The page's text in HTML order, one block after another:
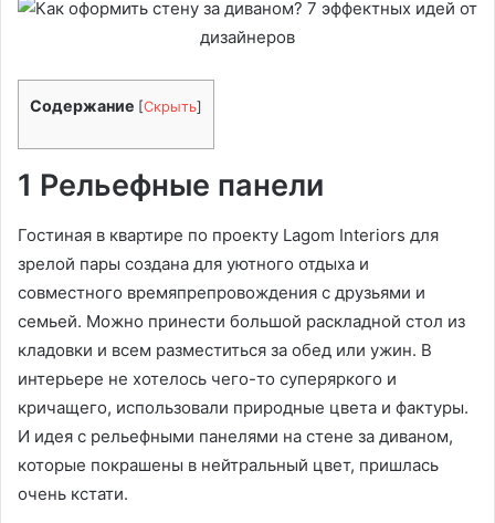
Содержание [Скрыть]
1 Рельефные панели
Гостиная в квартире по проекту Lagom Interiors для
зрелой пары создана для уютного отдыха и
совместного времяпрепровождения с друзьями и
семьей. Можно принести большой раскладной стол из
кладовки и всем разместиться за обед или ужин. В
интерьере не хотелось чего-то суперяркого и
кричащего, использовали природные цвета и фактуры.
И идея с рельефными панелями на стене за диваном,
которые покрашены в нейтральный цвет, пришлась
очень кстати.